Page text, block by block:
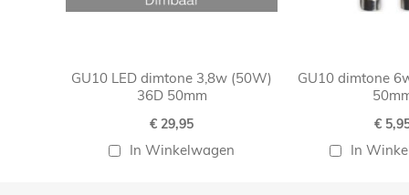
GU10 LED dimtone 3,8w (50W)
36D 50mm
€ 29,95
In Winkelwagen
GU10 dimtone
€
In